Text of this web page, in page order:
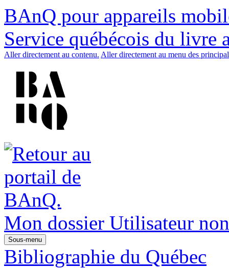
BAnQ pour appareils
Service québécois du livre
Aller directement au contenu. Aller directement au menu des
Mon dossier Utilisateur
Sous-menu
Bibliographie du Québec